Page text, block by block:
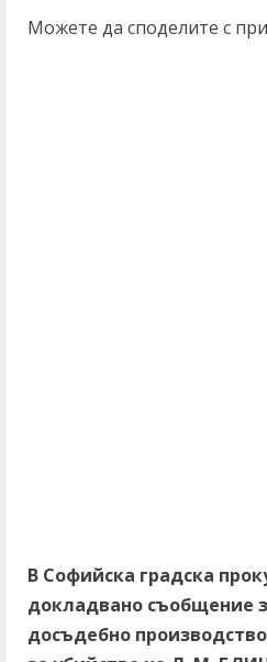
Можете да споделите с
В Софийска градска
докладвано съобщение
досъдебно